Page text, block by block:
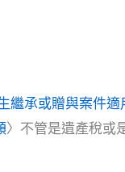
繼承或贈與案件
〉不管是遺產稅或